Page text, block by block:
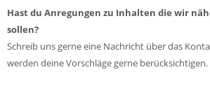
Hast du Anregungen zu Inhalten die wir
sollen?
Schreib uns gerne eine Nachricht über das
werden deine Vorschläge gerne berücksichtigen.